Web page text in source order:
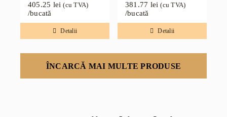
405.25 lei (cu TVA)
/bucată
Detalii
381.77 lei (cu TVA)
/bucată
Detalii
ÎNCARCĂ MAI MULTE PRODUSE